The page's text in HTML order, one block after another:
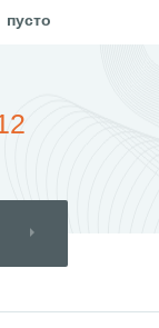
пусто